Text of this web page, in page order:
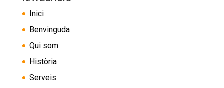
Inici
Benvinguda
Qui som
Història
Serveis